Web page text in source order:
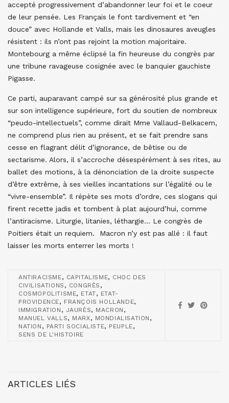
accepté progressivement d’abandonner leur foi et le coeur
de leur pensée. Les Français le font tardivement et “en
douce” avec Hollande et Valls, mais les dinosaures aveugles
résistent : ils n’ont pas rejoint la motion majoritaire.
Montebourg a même éclipsé la fin heureuse du congrès par
une tribune ravageuse cosignée avec le banquier gauchiste
Pigasse.
Ce parti, auparavant campé sur sa générosité plus grande et
sur son intelligence supérieure, fort du soutien de nombreux
“peudo-intellectuels”, comme dirait Mme Vallaud-Belkacem,
ne comprend plus rien au présent, et se fait prendre sans
cesse en flagrant délit d’ignorance, de bêtise ou de
sectarisme. Alors, il s’accroche désespérément à ses rites, au
ballet des motions, à la dénonciation de la droite suspecte
d’être extrême, à ses vieilles incantations sur l’égalité ou le
“vivre-ensemble”. Il répète ses mots d’ordre, ces slogans qui
firent recette jadis et tombent à plat aujourd’hui, comme
l’antiracisme. Liturgie, litanies, léthargie… Le congrès de
Poitiers était un requiem. Macron n’y est pas allé : il faut
laisser les morts enterrer les morts !
ANTIRACISME, CAPITALISME, CHOC DES
CIVILISATIONS , CONGRÈS ,
COSMOPOLITISME, ETAT, ETAT-
PROVIDENCE, FRANÇOIS HOLLANDE,
IMMIGRATION , JAURÈS, MACRON ,
MANUEL VALLS, MARX, MONDIALISATION ,
NATION , PARTI SOCIALISTE, PEUPLE,
SENS DE L'HISTOIRE
ARTICLES LIÉS